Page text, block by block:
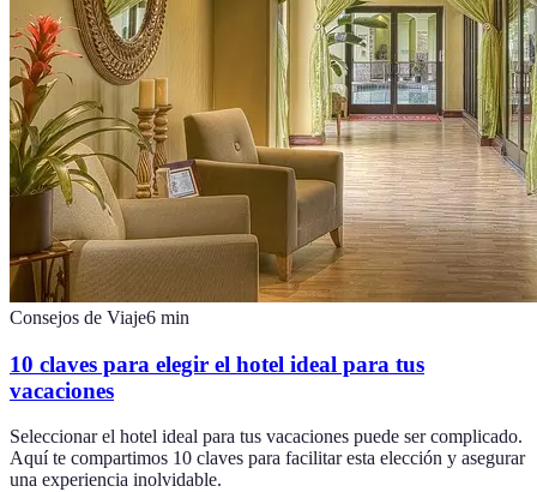
Consejos de Viaje6 min
10 claves para elegir el hotel ideal para tus
vacaciones
Seleccionar el hotel ideal para tus vacaciones puede ser complicado.
Aquí te compartimos 10 claves para facilitar esta elección y asegurar
una experiencia inolvidable.